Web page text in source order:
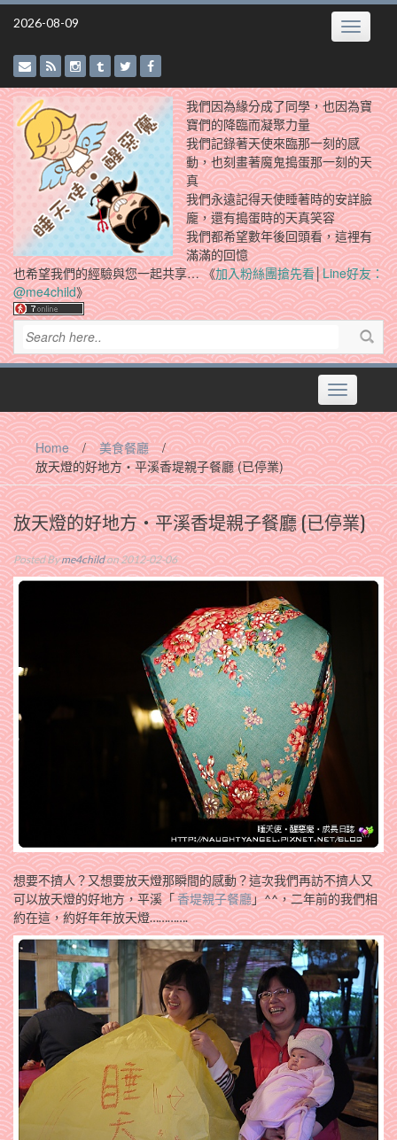
Skip
2026-08-09 Toggle
我們因為緣分成了同學，也因為寶
寶們的降臨而凝聚力量
我們記錄著天使來臨那一刻的感
動，也刻畫著魔鬼搗蛋那一刻的天
真
我們永遠記得天使睡著時的安詳臉
龐，還有搗蛋時的天真笑容
我們都希望數年後回頭看，這裡有
滿滿的回憶
也希望我們的經驗與您一起共享… 《加入粉絲團搶先看│Line好友：
@me4child》
Toggle
navigation
Home / 美食餐廳
/
放天燈的好地方‧平溪香堤親子餐廳 (已停業)
放天燈的好地方‧平溪香堤親子餐廳 (已停業)
Posted Byme4childon 2012-02-06
想要不擠人？又想要放天燈那瞬間的感動？這次我們再訪不擠人又
可以放天燈的好地方，平溪「香堤親子餐廳」^^，二年前的我們相
約在這，約好年年放天燈………….